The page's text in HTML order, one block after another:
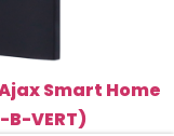
Smart Home
B-VERT)